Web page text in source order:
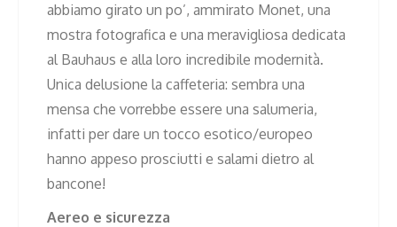
abbiamo girato un po’, ammirato Monet, una
mostra fotografica e una meravigliosa dedicata
al Bauhaus e alla loro incredibile modernità.
Unica delusione la caffeteria: sembra una
mensa che vorrebbe essere una salumeria,
infatti per dare un tocco esotico/europeo
hanno appeso prosciutti e salami dietro al
bancone!
Aereo e sicurezza